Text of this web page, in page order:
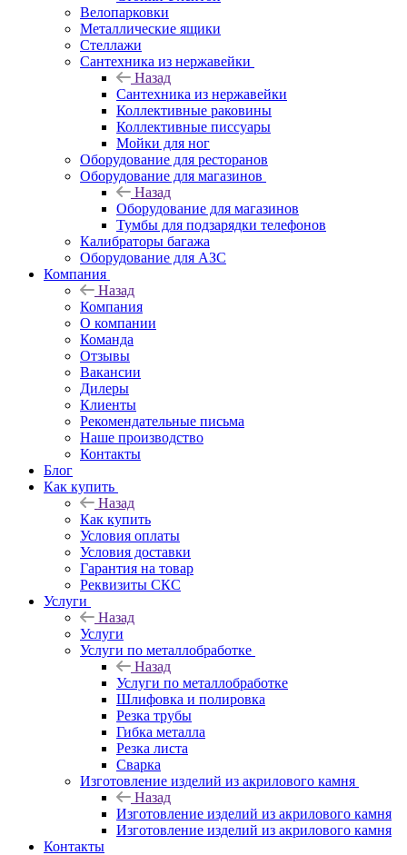
Велопарковки
Металлические ящики
Стеллажи
Сантехника из нержавейки
Назад
Сантехника из нержавейки
Коллективные раковины
Коллективные писсуары
Мойки для ног
Оборудование для ресторанов
Оборудование для магазинов
Назад
Оборудование для магазинов
Тумбы для подзарядки телефонов
Калибраторы багажа
Оборудование для АЗС
Компания
Назад
Компания
О компании
Команда
Отзывы
Вакансии
Дилеры
Клиенты
Рекомендательные письма
Наше производство
Контакты
Блог
Как купить
Назад
Как купить
Условия оплаты
Условия доставки
Гарантия на товар
Реквизиты СКС
Услуги
Назад
Услуги
Услуги по металлобработке
Назад
Услуги по металлобработке
Шлифовка и полировка
Резка трубы
Гибка металла
Резка листа
Сварка
Изготовление изделий из акрилового камня
Назад
Изготовление изделий из акрилового камня
Изготовление изделий из акрилового камня
Контакты